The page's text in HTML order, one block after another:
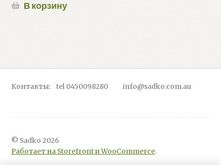
В корзину
Контакты: tel 0450098280 info@sadko.com.au
© Sadko 2026
Работает на Storefront и WooCommerce.